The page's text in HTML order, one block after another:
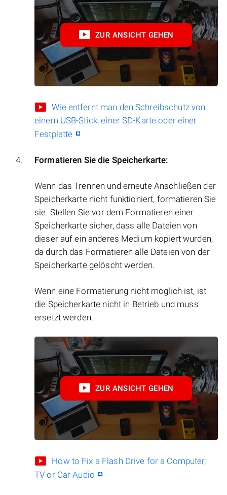
ZUR ANSICHT GEHEN
Wie entfernt man den Schreibschutz von
einem USB-Stick, einer SD-Karte oder einer
Festplatte
Formatieren Sie die Speicherkarte:
Wenn das Trennen und erneute Anschließen der
Speicherkarte nicht funktioniert, formatieren Sie
sie. Stellen Sie vor dem Formatieren einer
Speicherkarte sicher, dass alle Dateien von
dieser auf ein anderes Medium kopiert wurden,
da durch das Formatieren alle Dateien von der
Speicherkarte gelöscht werden.
Wenn eine Formatierung nicht möglich ist, ist
die Speicherkarte nicht in Betrieb und muss
ersetzt werden.
ZUR ANSICHT GEHEN
How to Fix a Flash Drive for a Computer,
TV or Car Audio